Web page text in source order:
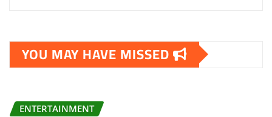
YOU MAY HAVE MISSED
ENTERTAINMENT